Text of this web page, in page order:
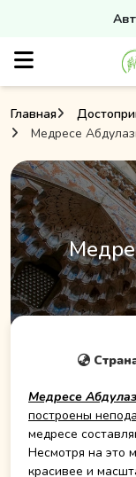
Главная
Медресе
Медресе
построены
медресе
Несмотря на это
красивее и